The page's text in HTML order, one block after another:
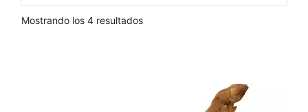
Mostrando los 4 resultadosOrdenado